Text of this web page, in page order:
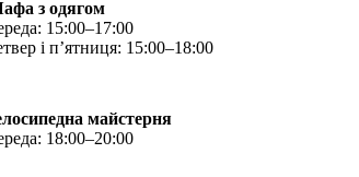
з одягом
15:00–17:00
і п’ятниця: 15:00–18:00
майстерня
18:00–20:00